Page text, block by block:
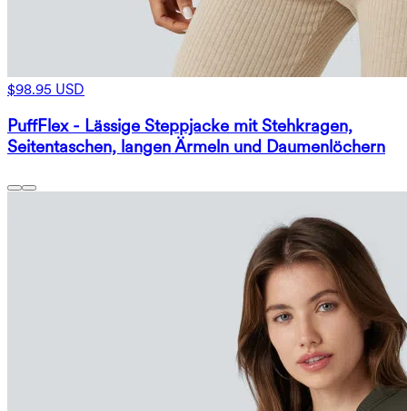
$98.95 USD
PuffFlex - Lässige Steppjacke mit Stehkragen,
Seitentaschen, langen Ärmeln und Daumenlöchern